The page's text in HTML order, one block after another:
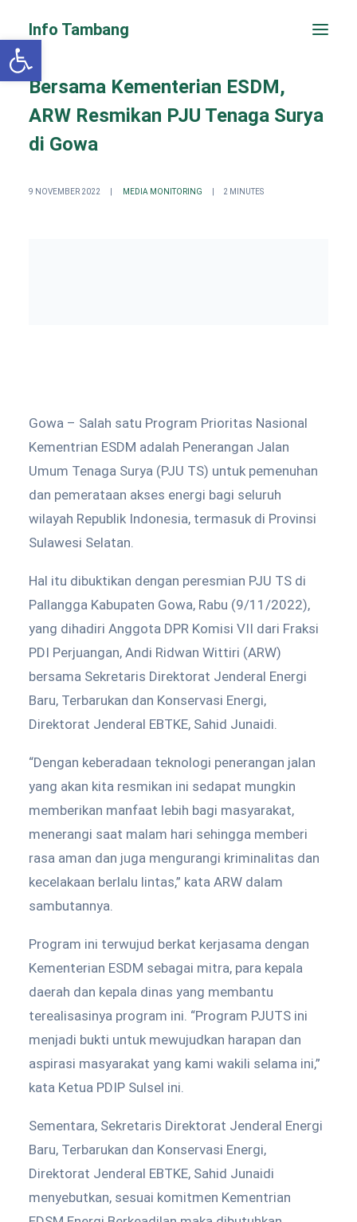
Info Tambang
Bersama Kementerian ESDM,
ARW Resmikan PJU Tenaga Surya
di Gowa
9 NOVEMBER 2022 MEDIA MONITORING 2 MINUTES
Gowa – Salah satu Program Prioritas Nasional
Kementrian ESDM adalah Penerangan Jalan
Umum Tenaga Surya (PJU TS) untuk pemenuhan
dan pemerataan akses energi bagi seluruh
wilayah Republik Indonesia, termasuk di Provinsi
Sulawesi Selatan.
Hal itu dibuktikan dengan peresmian PJU TS di
Pallangga Kabupaten Gowa, Rabu (9/11/2022),
yang dihadiri Anggota DPR Komisi VII dari Fraksi
PDI Perjuangan, Andi Ridwan Wittiri (ARW)
bersama Sekretaris Direktorat Jenderal Energi
Baru, Terbarukan dan Konservasi Energi,
Direktorat Jenderal EBTKE, Sahid Junaidi.
“Dengan keberadaan teknologi penerangan jalan
yang akan kita resmikan ini sedapat mungkin
memberikan manfaat lebih bagi masyarakat,
menerangi saat malam hari sehingga memberi
rasa aman dan juga mengurangi kriminalitas dan
kecelakaan berlalu lintas,” kata ARW dalam
sambutannya.
Program ini terwujud berkat kerjasama dengan
Kementerian ESDM sebagai mitra, para kepala
daerah dan kepala dinas yang membantu
terealisasinya program ini. “Program PJUTS ini
menjadi bukti untuk mewujudkan harapan dan
aspirasi masyarakat yang kami wakili selama ini,”
kata Ketua PDIP Sulsel ini.
Sementara, Sekretaris Direktorat Jenderal Energi
Baru, Terbarukan dan Konservasi Energi,
Direktorat Jenderal EBTKE, Sahid Junaidi
menyebutkan, sesuai komitmen Kementrian
Open toolbar